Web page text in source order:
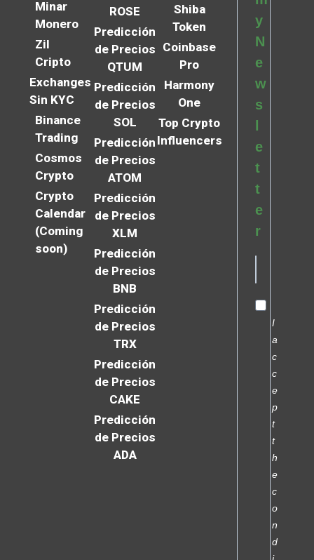
Minar
Monero
Zil
Cripto
Exchanges
Sin KYC
Binance
Trading
Cosmos
Crypto
Crypto
Calendar
(Coming
soon)
ROSE
Predicción
de Precios
QTUM
Predicción
de Precios
SOL
Predicción
de Precios
ATOM
Predicción
de Precios
XLM
Predicción
de Precios
BNB
Predicción
de Precios
TRX
Predicción
de Precios
CAKE
Predicción
de Precios
ADA
Shiba
Token
Coinbase
Pro
Harmony
One
Top Crypto
Influencers
y
N
e
w
s
e
t
t
e
r
I
a
c
c
e
p
t
t
h
e
c
o
n
d